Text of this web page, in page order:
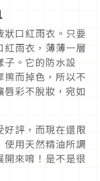
狀口紅雨衣。只要
雨衣，薄薄一層
子。它的防水設
而掉色，所以不
彩不脫妝，宛如
好評，而現在還限
用天然精油所調
來唷！是不是很